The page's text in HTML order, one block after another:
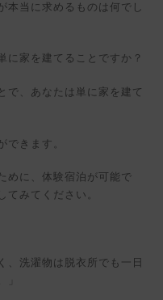
本当に求めるものは何でし
に家を建てることですか？
で、あなたは単に家を建て
できます。
めに、体験宿泊が可能で
てみてください。
、洗濯物は脱衣所でも一日
」